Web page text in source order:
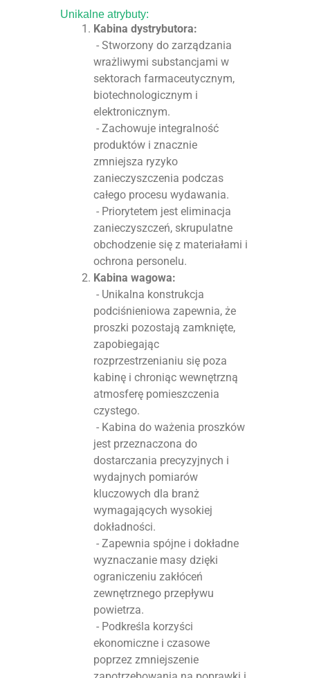
Unikalne atrybuty:
Kabina dystrybutora:
- Stworzony do zarządzania
wrażliwymi substancjami w
sektorach farmaceutycznym,
biotechnologicznym i
elektronicznym.
- Zachowuje integralność
produktów i znacznie
zmniejsza ryzyko
zanieczyszczenia podczas
całego procesu wydawania.
- Priorytetem jest eliminacja
zanieczyszczeń, skrupulatne
obchodzenie się z materiałami i
ochrona personelu.
Kabina wagowa:
- Unikalna konstrukcja
podciśnieniowa zapewnia, że
proszki pozostają zamknięte,
zapobiegając
rozprzestrzenianiu się poza
kabinę i chroniąc wewnętrzną
atmosferę pomieszczenia
czystego.
- Kabina do ważenia proszków
jest przeznaczona do
dostarczania precyzyjnych i
wydajnych pomiarów
kluczowych dla branż
wymagających wysokiej
dokładności.
- Zapewnia spójne i dokładne
wyznaczanie masy dzięki
ograniczeniu zakłóceń
zewnętrznego przepływu
powietrza.
- Podkreśla korzyści
ekonomiczne i czasowe
poprzez zmniejszenie